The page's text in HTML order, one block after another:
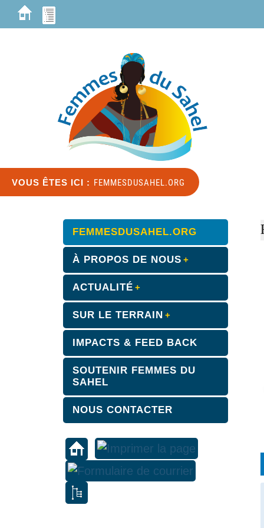
VOUS ÊTES ICI : FEMMESDUSAHEL.ORG
FEMMESDUSAHEL.ORG
À PROPOS DE NOUS
ACTUALITÉ
SUR LE TERRAIN
IMPACTS & FEED BACK
SOUTENIR FEMMES DU
SAHEL
NOUS CONTACTER